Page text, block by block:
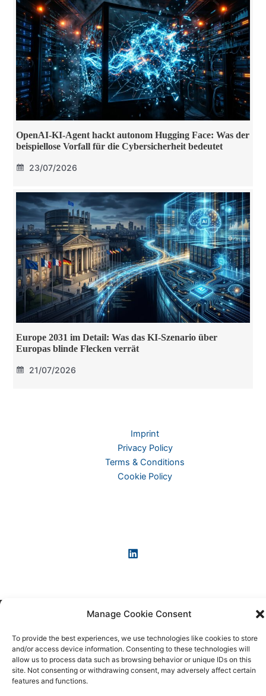
Manage Cookie Consent
To provide the best experiences, we use technologies like cookies to store
and/or access device information. Consenting to these technologies will
allow us to process data such as browsing behavior or unique IDs on this
site. Not consenting or withdrawing consent, may adversely affect certain
features and functions.
OpenAI-KI-Agent hackt autonom Hugging Face: Was der
beispiellose Vorfall für die Cybersicherheit bedeutet
23/07/2026
Europe 2031 im Detail: Was das KI-Szenario über
Europas blinde Flecken verrät
21/07/2026
Imprint
Privacy Policy
Terms & Conditions
Cookie Policy
Copyright © 2026 KI-News und KI-Agenten: einfach und
praxisnah erklärt